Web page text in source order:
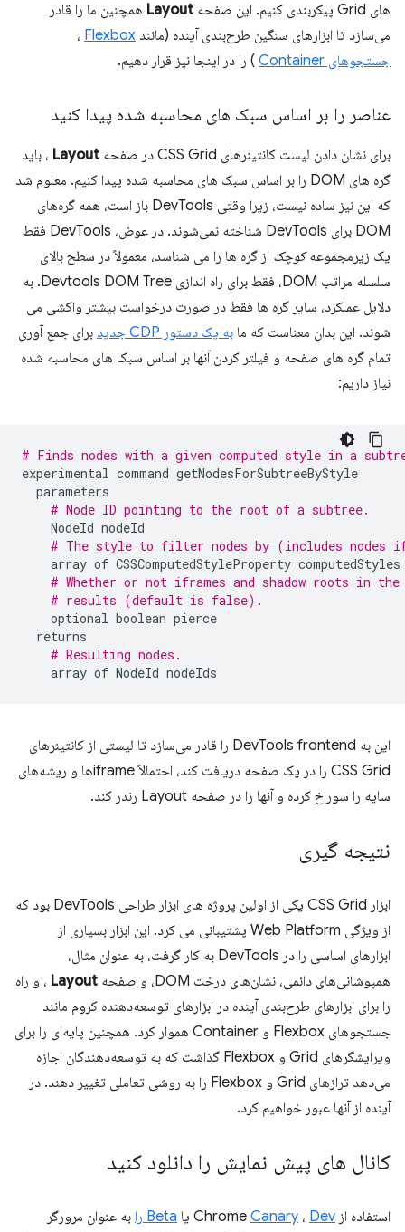
های Grid پیکربندی کنیم. این صفحه
Layout همچنین ما را قادر
می‌سازد تا ابزارهای سنگین طرح‌بندی آینده (مانند Flexbox ،
جستجوهای Container
) را در اینجا نیز قرار دهیم.
عناصر را بر اساس سبک های محاسبه شده پیدا کنید
برای نشان دادن لیست کانتینرهای CSS Grid در صفحه Layout ، باید
گره های DOM را بر اساس سبک های محاسبه شده پیدا کنیم. معلوم شد
که این نیز ساده نیست، زیرا وقتی DevTools باز است، همه گره‌های
DOM برای DevTools شناخته نمی‌شوند. در عوض، DevTools فقط
یک زیرمجموعهکوچک از گره ها را می شناسد، معمولاً در سطح بالای
سلسله مراتب DOM، فقط برای راه اندازی Devtools DOM Tree. به
دلایل عملکرد، سایر گره ها فقط در صورت درخواست بیشتر واکشی می
شوند. این بدان معناست که ما به یک دستور CDP جدید
برای جمع آوری
تمام گره های صفحه و فیلتر کردن آنها بر اساس سبک های محاسبه شده
نیاز داریم:
# Finds nodes with a given computed style in a
experimental command getNodesForSubtreeByStyle
parameters
# Node ID pointing to the root of a subtree.
NodeId nodeId
# The style to filter nodes by (includes nodes
array of CSSComputedStyleProperty computedStyles
# Whether or not iframes and shadow roots in
# results (default is false).
optional boolean pierce
returns
# Resulting nodes.
array of NodeId nodeIds
این به DevTools frontend را قادر می‌سازد تا لیستی از کانتینرهای
CSS Grid را در یک صفحه دریافت کند، احتمالاً iframe‌ها و ریشه‌های
سایه را سوراخ کرده و آنها را در صفحه Layout رندر کند.
نتیجه گیری
ابزار CSS Grid یکی از اولین پروژه های ابزار طراحی DevTools بود که
از ویژگی Web Platform پشتیبانی می کرد. این ابزار بسیاری از
ابزارهای اساسی را در DevTools به کار گرفت، به عنوان مثال،
همپوشانی‌های دائمی، نشان‌های درخت DOM، و صفحه
Layout ، و راه
را برای ابزارهای طرح‌بندی آینده در ابزارهای توسعه‌دهنده کروم مانند
جستجوهای Flexbox و Container هموار کرد. همچنین پایه‌ای را برای
ویرایشگرهای Grid و Flexbox گذاشت که به توسعه‌دهندگان اجازه
می‌دهد ترازهای Grid و Flexbox را به روشی تعاملی تغییر دهند. در
آینده از آنها عبور خواهیم کرد.
کانال های پیش نمایش را دانلود کنید
استفاده از Chrome Canary ، Dev یا Beta را
به عنوان مرورگر